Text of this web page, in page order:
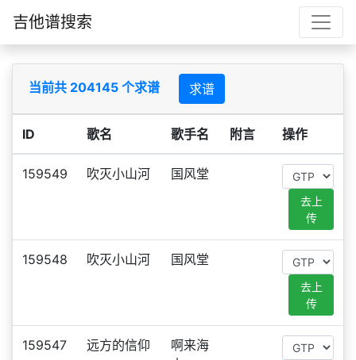
吉他谱搜索
当前共 204145 个求谱 求谱
ID 歌名 歌手名 附言 操作
159549 吹灭小山河 国风堂
去上
传
159548 吹灭小山河 国风堂
去上
传
159547 远方的信仰
啊来海